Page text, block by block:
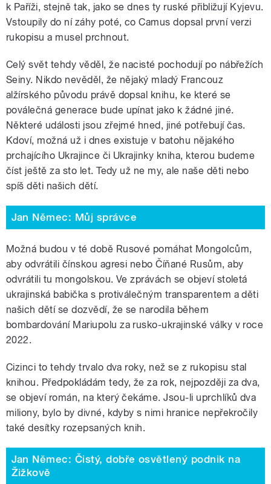
k Paříži, stejně tak, jako se dnes ty ruské přibližují Kyjevu.
Vstoupily do ní záhy poté, co Camus dopsal první verzi
rukopisu a musel prchnout.
Celý svět tehdy věděl, že nacisté pochodují po nábřežích
Seiny. Nikdo nevěděl, že nějaký mladý Francouz
alžírského původu právě dopsal knihu, ke které se
poválečná generace bude upínat jako k žádné jiné.
Některé události jsou zřejmé hned, jiné potřebují čas.
Kdoví, možná už i dnes existuje v batohu nějakého
prchajícího Ukrajince či Ukrajinky kniha, kterou budeme
číst ještě za sto let. Tedy už ne my, ale naše děti nebo
spíš děti našich dětí.
Jan Němec: Můj správce
Možná budou v té době Rusové pomáhat Mongolcům,
aby odvrátili čínskou agresi nebo Číňané Rusům, aby
odvrátili tu mongolskou. Ve zprávách se objeví stoletá
ukrajinská babička s protiválečným transparentem a děti
našich dětí se dozvědí, že se narodila během
bombardování Mariupolu za rusko-ukrajinské války v roce
2022.
Cizinci to tehdy trvalo dva roky, než se z rukopisu stal
knihou. Předpokládám tedy, že za rok, nejpozději za dva,
se objeví román, na který čekáme. Jsou-li uprchlíků dva
miliony, bylo by divné, kdyby s nimi hranice nepřekročily
také desítky rozepsaných knih.
Jan Němec: Čistý, dobře osvětlený podnik na
Žižkově